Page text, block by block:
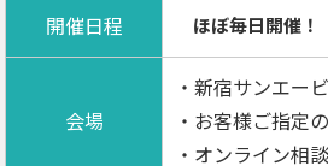
開催日程 ほぼ毎日開催
会場
・新宿サンエー
・お客様ご指定
・オンライン相